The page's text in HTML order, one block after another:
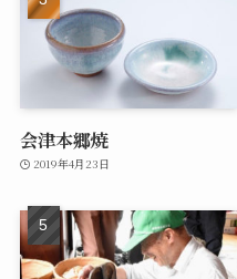
会津本郷焼
2019年4月23日